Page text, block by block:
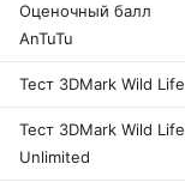
Оценочный балл
AnTuTu
Тест 3DMark Wild Life
Тест 3DMark Wild Life
Unlimited